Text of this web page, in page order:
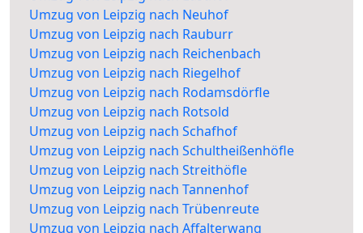
Umzug von Leipzig nach Neuhof
Umzug von Leipzig nach Rauburr
Umzug von Leipzig nach Reichenbach
Umzug von Leipzig nach Riegelhof
Umzug von Leipzig nach Rodamsdörfle
Umzug von Leipzig nach Rotsold
Umzug von Leipzig nach Schafhof
Umzug von Leipzig nach Schultheißenhöfle
Umzug von Leipzig nach Streithöfle
Umzug von Leipzig nach Tannenhof
Umzug von Leipzig nach Trübenreute
Umzug von Leipzig nach Affalterwang